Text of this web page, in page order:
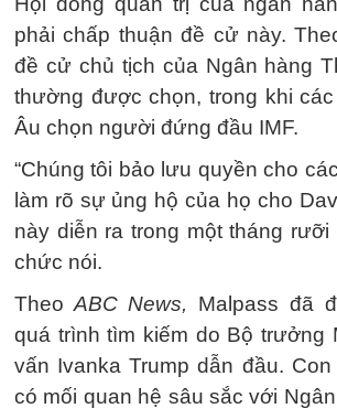
phải chấp thuận đề cử này.
đề cử chủ tịch của Ngân hàng
thường được chọn, trong khi
Âu chọn người đứng đầu IMF.
“Chúng tôi bảo lưu quyền cho
làm rõ sự ủng hộ của họ cho
này diễn ra trong một tháng rưỡi
chức nói.
Theo ABC News,
Malpass đã
quá trình tìm kiếm do Bộ trưởng
vấn Ivanka Trump dẫn đầu.
có mối quan hệ sâu sắc với